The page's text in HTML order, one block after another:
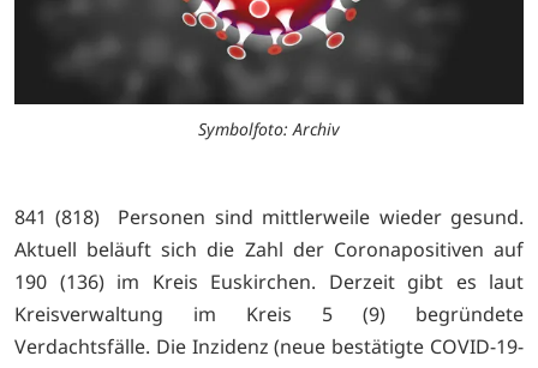
Symbolfoto: Archiv
841 (818) Personen sind mittlerweile wieder gesund.
Aktuell beläuft sich die Zahl der Coronapositiven auf
190 (136) im Kreis Euskirchen. Derzeit gibt es laut
Kreisverwaltung im Kreis 5 (9) begründete
Verdachtsfälle. Die Inzidenz (neue bestätigte COVID-19-